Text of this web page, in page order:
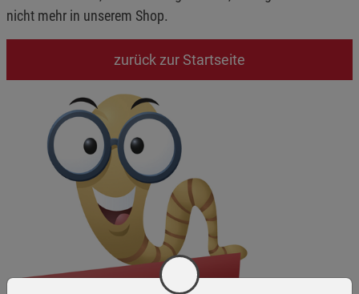
nicht mehr in unserem Shop.
zurück zur Startseite